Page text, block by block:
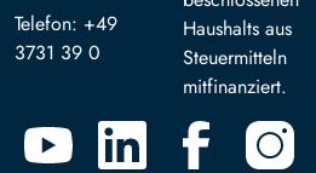
Telefon: +49
3731 39 0
Haushalts aus
Steuermitteln
mitfinanziert.